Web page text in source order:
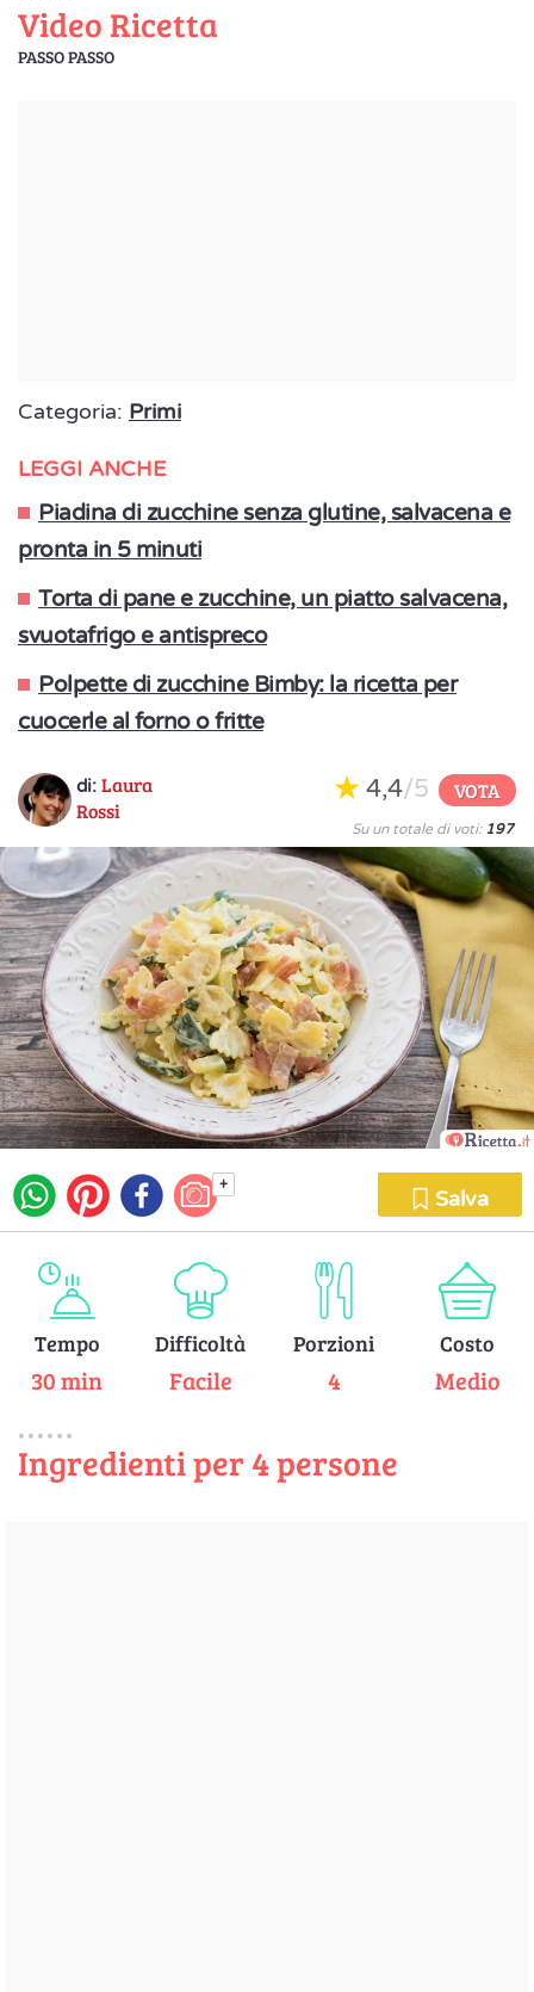
Video Ricetta
PASSO PASSO
Categoria: Primi
LEGGI ANCHE
Piadina di zucchine senza glutine, salvacena e
pronta in 5 minuti
Torta di pane e zucchine, un piatto salvacena,
svuotafrigo e antispreco
Polpette di zucchine Bimby: la ricetta per
cuocerle al forno o fritte
di: Laura
Rossi
4,4/5 VOTA
Su un totale di voti: 197
+
Salva
Tempo
30 min
Difficoltà
Facile
Porzioni
4
Costo
Medio
Ingredienti per 4 persone